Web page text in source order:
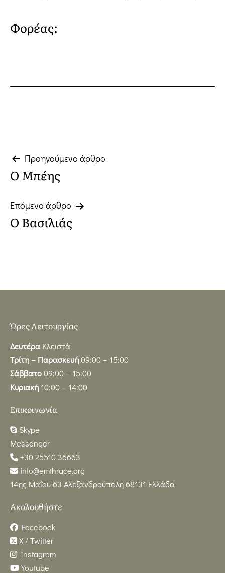
Φορέας:
Πλοήγηση
άρθρων
Προηγούμενο άρθρο
Ο Μπέης
Επόμενο άρθρο
Ο Βασιλιάς
Ώρες Λειτουργίας
Δευτέρα Κλειστά
Τρίτη – Παρασκευή09:00 – 15:00
Σάββατο09:00 – 15:00
Κυριακή 10:00 – 14:00
Επικοινωνία
Skype
Messenger
+30 25510 36663
info@emthrace.org
14ης Μαΐου 63 Αλεξανδρούπολη 68131 Ελλάδα
Ακολουθήστε
Facebook
X / Twitter
Instagram
Youtube